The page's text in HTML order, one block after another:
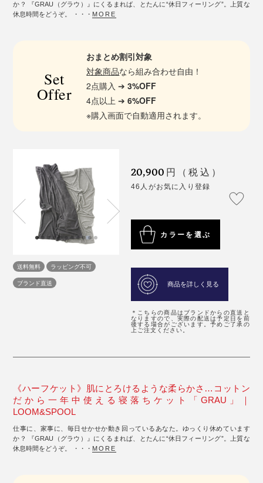
か？ 『GRAU（グラウ）』にくるまれば、とたんに“休日フィーリング”。上質な
休息時間をどうぞ。 ・・・ MORE
Set
Offer
おまとめ割引対象
対象商品なら組み合わせ自由！
2点購入 ➔3%OFF
4点以上 ➔6%OFF
※購入画面で自動適用されます。
送料無料
ラッピング不可
ブランド直送
20,900 円（税込）
46人がお気に入り登録
カラーを選ぶ
商品を詳しく見る
＊こちらの商品はブランドからの直送と
なりますので、実際の配送は予定日を前
後する場合がございます。予めご了承の
上ご注文ください。
《ハーフケット》肌にとろけるような柔らかさ…コットン
だから一年中使える寝落ちケット「GRAU」｜
LOOM&SPOOL
仕事に、家事に、毎日せかせか動き回っているあなた。ゆっくり休めています
か？ 『GRAU（グラウ）』にくるまれば、とたんに“休日フィーリング”。上質な
休息時間をどうぞ。 ・・・ MORE